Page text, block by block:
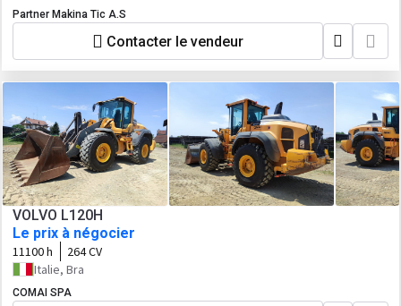
Partner Makina Tic A.S
Contacter le vendeur
VOLVO L120H
Le prix à négocier
11100 h
264 CV
Italie, Bra
COMAI SPA